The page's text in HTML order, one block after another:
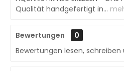
Qualität handgefertigt in...
Bewertungen
0
Bewertungen lesen, schreiben